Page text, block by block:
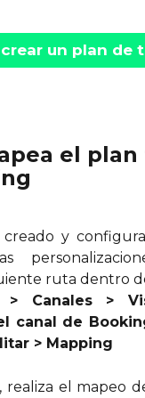
crear un plan de
el
creado y
ruta dentro
> Canales >
canal de
> Mapping
realiza el mapeo